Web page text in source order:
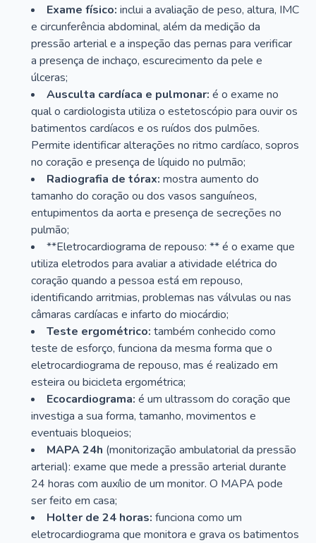
Exame físico: inclui a avaliação de peso, altura, IMC
e circunferência abdominal, além da medição da
pressão arterial e a inspeção das pernas para verificar
a presença de inchaço, escurecimento da pele e
úlceras;
Ausculta cardíaca e pulmonar: é o exame no
qual o cardiologista utiliza o estetoscópio para ouvir os
batimentos cardíacos e os ruídos dos pulmões.
Permite identificar alterações no ritmo cardíaco, sopros
no coração e presença de líquido no pulmão;
Radiografia de tórax: mostra aumento do
tamanho do coração ou dos vasos sanguíneos,
entupimentos da aorta e presença de secreções no
pulmão;
**Eletrocardiograma de repouso: ** é o exame que
utiliza eletrodos para avaliar a atividade elétrica do
coração quando a pessoa está em repouso,
identificando arritmias, problemas nas válvulas ou nas
câmaras cardíacas e infarto do miocárdio;
Teste ergométrico: também conhecido como
teste de esforço, funciona da mesma forma que o
eletrocardiograma de repouso, mas é realizado em
esteira ou bicicleta ergométrica;
Ecocardiograma: é um ultrassom do coração que
investiga a sua forma, tamanho, movimentos e
eventuais bloqueios;
MAPA 24h (monitorização ambulatorial da pressão
arterial): exame que mede a pressão arterial durante
24 horas com auxílio de um monitor. O MAPA pode
ser feito em casa;
Holter de 24 horas: funciona como um
eletrocardiograma que monitora e grava os batimentos